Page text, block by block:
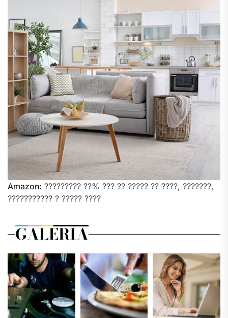
Amazon: ????????? ??% ??? ?? ????? ?? ????, ???????,
??????????? ? ????? ????
GALERIA